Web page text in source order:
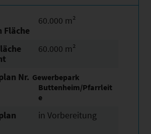
Fläche
60.000 m²
60.000 m²
Nr. Gewerbepark
Buttenheim/Pfarrleit
e
in Vorbereitung